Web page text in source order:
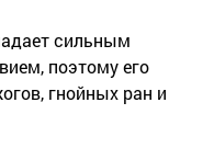
сильным
поэтому его
гнойных ран и